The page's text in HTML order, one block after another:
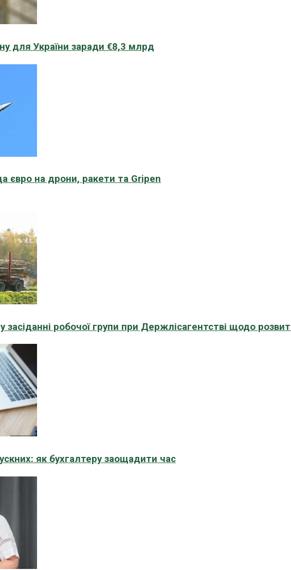
для України заради €8,3 млрд
євро на дрони, ракети та Gripen
засіданні робочої групи при Держлісагентстві щодо
як бухгалтеру заощадити час